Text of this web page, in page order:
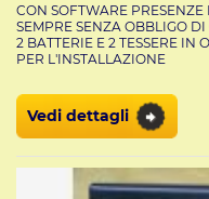
CON SOFTWARE
SEMPRE SENZA OBBLIGO
2 BATTERIE E 2 TESSERE IN
PER L'INSTALLAZIONE
Vedi dettagli